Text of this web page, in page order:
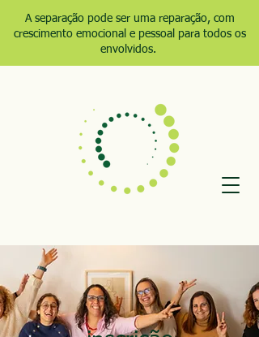
A separação pode ser uma reparação, com
crescimento emocional e pessoal para todos os
envolvidos.